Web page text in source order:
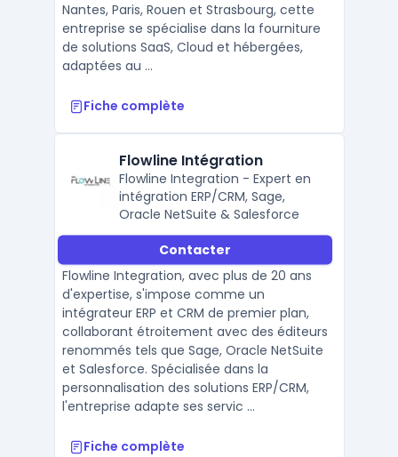
Nantes, Paris, Rouen et Strasbourg, cette
entreprise se spécialise dans la fourniture
de solutions SaaS, Cloud et hébergées,
adaptées au ...
Fiche complète
Flowline Intégration
Flowline Integration - Expert en
intégration ERP/CRM, Sage,
Oracle NetSuite & Salesforce
Contacter
Flowline Integration, avec plus de 20 ans
d'expertise, s'impose comme un
intégrateur ERP et CRM de premier plan,
collaborant étroitement avec des éditeurs
renommés tels que Sage, Oracle NetSuite
et Salesforce. Spécialisée dans la
personnalisation des solutions ERP/CRM,
l'entreprise adapte ses servic ...
Fiche complète